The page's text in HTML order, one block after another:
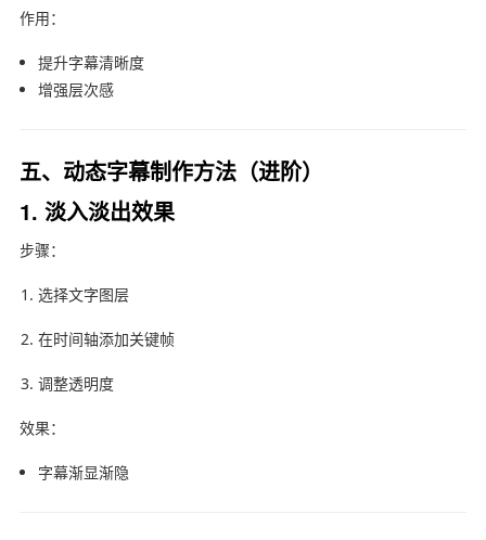
作用：
提升字幕清晰度
增强层次感
五、动态字幕制作方法（进阶）
1. 淡入淡出效果
步骤：
选择文字图层
在时间轴添加关键帧
调整透明度
效果：
字幕渐显渐隐